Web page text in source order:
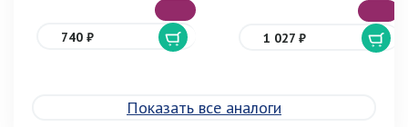
740 ₽ 1 027 ₽
Показать все аналоги